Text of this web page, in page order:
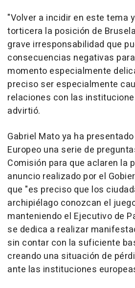
"Volver a incidir en este tema
torticera la posición de
grave irresponsabilidad que
consecuencias negativas
momento especialmente
preciso ser especialmente
relaciones con las
advirtió.
Gabriel Mato ya ha
Europeo una serie de
Comisión para que aclaren la
anuncio realizado por el
que "es preciso que los
archipiélago conozcan el
manteniendo el Ejecutivo de
se dedica a realizar
sin contar con la suficiente
creando una situación de
ante las instituciones